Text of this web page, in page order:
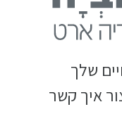
שלך
איך קשר